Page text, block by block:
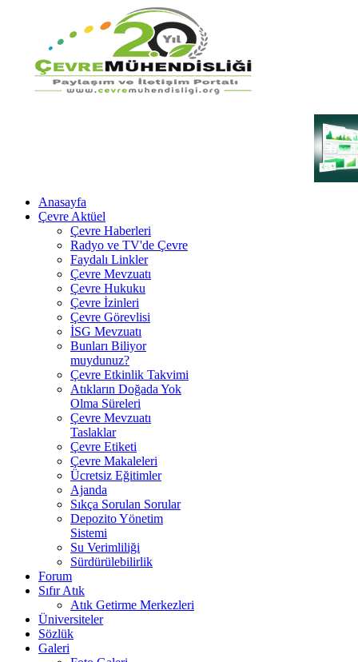
Anasayfa
Çevre Aktüel
Çevre Haberleri
Radyo ve TV'de Çevre
Faydalı Linkler
Çevre Mevzuatı
Çevre Hukuku
Çevre İzinleri
Çevre Görevlisi
İSG Mevzuatı
Bunları Biliyor
muydunuz?
Çevre Etkinlik Takvimi
Atıkların Doğada Yok
Olma Süreleri
Çevre Mevzuatı
Taslaklar
Çevre Etiketi
Çevre Makaleleri
Ücretsiz Eğitimler
Ajanda
Sıkça Sorulan Sorular
Depozito Yönetim
Sistemi
Su Verimliliği
Sürdürülebilirlik
Forum
Sıfır Atık
Atık Getirme Merkezleri
Üniversiteler
Sözlük
Galeri